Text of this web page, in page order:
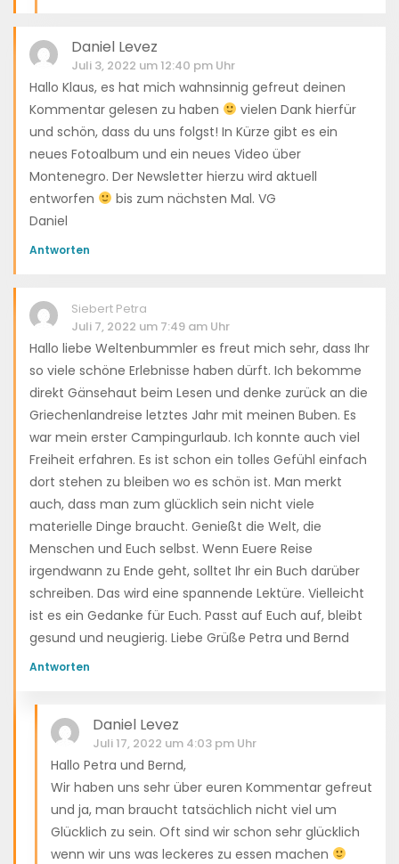
Daniel Levez
Juli 3, 2022 um 12:40 pm Uhr
Hallo Klaus, es hat mich wahnsinnig gefreut deinen
Kommentar gelesen zu haben
vielen Dank hierfür
und schön, dass du uns folgst! In Kürze gibt es ein
neues Fotoalbum und ein neues Video über
Montenegro. Der Newsletter hierzu wird aktuell
entworfen
bis zum nächsten Mal. VG
Daniel
Antworten
Siebert Petra
Juli 7, 2022 um 7:49 am Uhr
Hallo liebe Weltenbummler es freut mich sehr, dass Ihr
so viele schöne Erlebnisse haben dürft. Ich bekomme
direkt Gänsehaut beim Lesen und denke zurück an die
Griechenlandreise letztes Jahr mit meinen Buben. Es
war mein erster Campingurlaub. Ich konnte auch viel
Freiheit erfahren. Es ist schon ein tolles Gefühl einfach
dort stehen zu bleiben wo es schön ist. Man merkt
auch, dass man zum glücklich sein nicht viele
materielle Dinge braucht. Genießt die Welt, die
Menschen und Euch selbst. Wenn Euere Reise
irgendwann zu Ende geht, solltet Ihr ein Buch darüber
schreiben. Das wird eine spannende Lektüre. Vielleicht
ist es ein Gedanke für Euch. Passt auf Euch auf, bleibt
gesund und neugierig. Liebe Grüße Petra und Bernd
Antworten
Daniel Levez
Juli 17, 2022 um 4:03 pm Uhr
Hallo Petra und Bernd,
Wir haben uns sehr über euren Kommentar gefreut
und ja, man braucht tatsächlich nicht viel um
Glücklich zu sein. Oft sind wir schon sehr glücklich
wenn wir uns was leckeres zu essen machen